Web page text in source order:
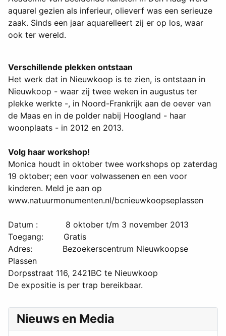
Nieuws en Media
aquarel gezien als inferieur, olieverf was een serieuze
zaak. Sinds een jaar aquarelleert zij er op los, waar
ook ter wereld.
Verschillende plekken ontstaan
Het werk dat in Nieuwkoop is te zien, is ontstaan in
Nieuwkoop - waar zij twee weken in augustus ter
plekke werkte -, in Noord-Frankrijk aan de oever van
de Maas en in de polder nabij Hoogland - haar
woonplaats - in 2012 en 2013.
Volg haar workshop!
Monica houdt in oktober twee workshops op zaterdag
19 oktober; een voor volwassenen en een voor
kinderen. Meld je aan op
www.natuurmonumenten.nl/bcnieuwkoopseplassen
Datum : 8 oktober t/m 3 november 2013
Toegang: Gratis
Adres: Bezoekerscentrum Nieuwkoopse
Plassen
Dorpsstraat 116, 2421BC te Nieuwkoop
De expositie is per trap bereikbaar.